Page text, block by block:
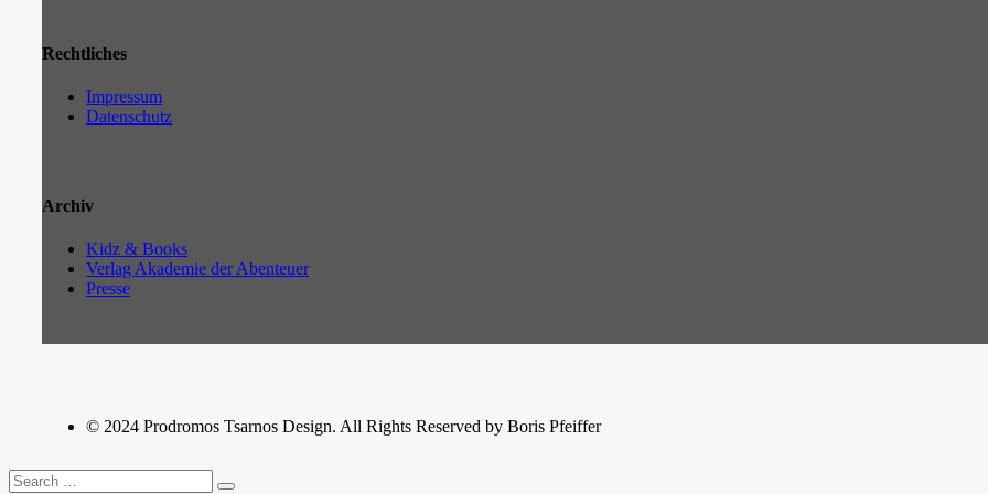
Rechtliches
Impressum
Datenschutz
Archiv
Kidz & Books
Verlag Akademie der Abenteuer
Presse
© 2024 Prodromos Tsarnos Design. All Rights Reserved by Boris Pfeiffer